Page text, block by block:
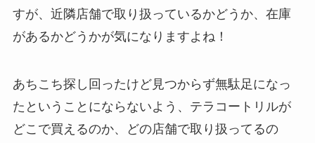
すが、近隣店舗で取り扱っているかどうか、在庫
があるかどうかが気になりますよね！
あちこち探し回ったけど見つからず無駄足になっ
たということにならないよう、テラコートリルが
どこで買えるのか、どの店舗で取り扱ってるの